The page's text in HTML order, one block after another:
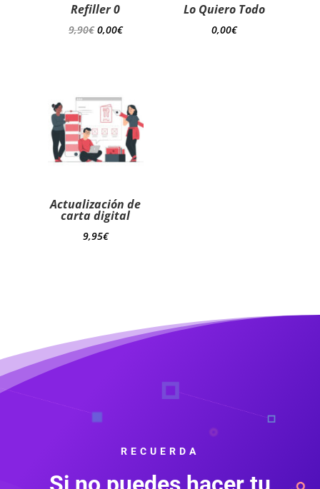
Refiller 0
9,90€ El
9,90€.
0,00€El
0,00€.
Lo Quiero Todo
0,00€
Actualización de
carta digital
9,95€
RECUERDA